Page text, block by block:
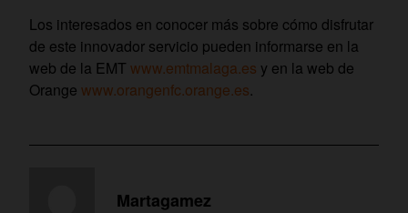
Los interesados en conocer más sobre cómo disfrutar
de este innovador servicio pueden informarse en la
web de la EMT www.emtmalaga.es y en la web de
Orange www.orangenfc.orange.es.
Martagamez